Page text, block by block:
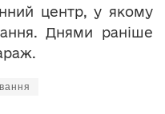
центр, у якому
Днями раніше